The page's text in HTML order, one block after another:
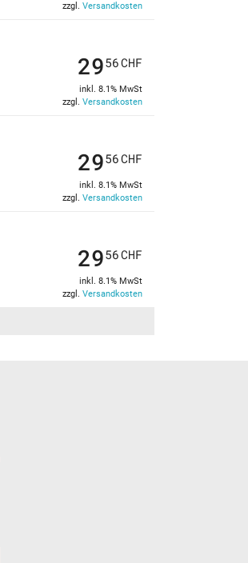
zzgl. Versandkosten
2956CHF
inkl. 8.1% MwSt
zzgl. Versandkosten
2956CHF
inkl. 8.1% MwSt
zzgl. Versandkosten
2956CHF
inkl. 8.1% MwSt
zzgl. Versandkosten